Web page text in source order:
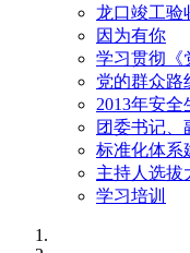
龙口竣工验
因为有你
学习贯彻《
党的群众路
2013年安
团委书记、
标准化体系
主持人选拔
学习培训